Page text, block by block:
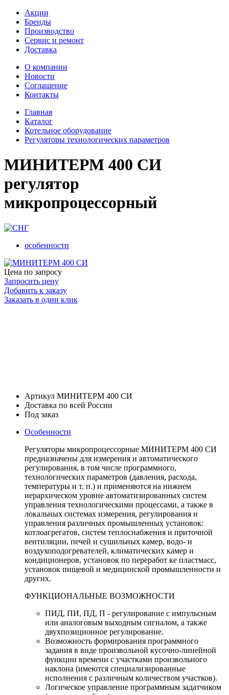
Акции
Бренды
Производство
Сервис и ремонт
Доставка
О компании
Новости
Соглашение
Контакты
Главная
Каталог
Котельное оборудование
Регуляторы технологических параметров
МИНИТЕРМ 400 СИ
регулятор
микропроцессорный
особенности
Цена по запросу
Запросить цену
Добавить к заказу
Заказать в один клик
Артикул МИНИТЕРМ 400 СИ
Доставка по всей России
Под заказ
Особенности
Регуляторы микропроцессорные МИНИТЕРМ 400 СИ
предназначены для измерения и автоматического
регулирования, в том числе программного,
технологических параметров (давления, расхода,
температуры и т. п.) и применяются на нижнем
иерархическом уровне автоматизированных систем
управления технологическими процессами, а также в
локальных системах измерения, регулирования и
управления различных промышленных установок:
котлоагрегатов, систем теплоснабжения и приточной
вентиляции, печей и сушильных камер, водо- и
воздухоподогревателей, климатических камер и
кондиционеров, установок по переработ ке пластмасс,
установок пищевой и медицинской промышленности и
других.
ФУНКЦИОНАЛЬНЫЕ ВОЗМОЖНОСТИ
ПИД, ПИ, ПД, П - регулирование с импульсным
или аналоговым выходным сигналом, а также
двухпозиционное регулирование.
Возможность формирования программного
задания в виде произвольной кусочно-линейной
функции времени с участками произвольного
наклона (имеются специализированные
исполнения с различным количеством участков).
Логическое управление программным задатчиком